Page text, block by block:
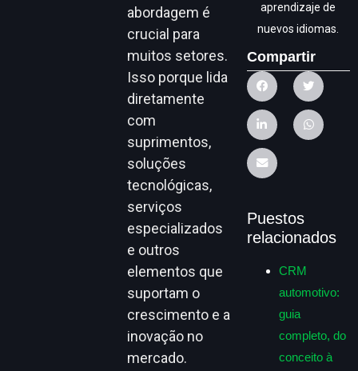
abordagem é
crucial para
muitos setores.
Isso porque lida
diretamente
com
suprimentos,
soluções
tecnológicas,
serviços
especializados
e outros
elementos que
suportam o
crescimento e a
inovação no
mercado.
aprendizaje de
nuevos idiomas.
Compartir
Puestos
relacionados
CRM
automotivo:
guia
completo, do
conceito à